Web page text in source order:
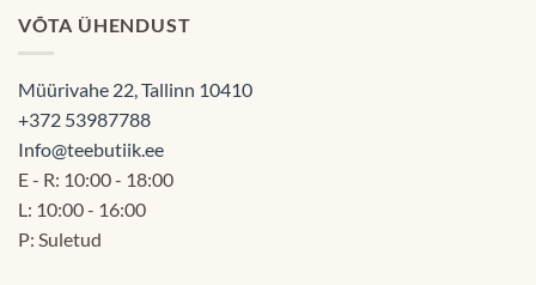
VÕTA ÜHENDUST
Müürivahe 22, Tallinn 10410
+372 53987788
Info@teebutiik.ee
E - R: 10:00 - 18:00
L: 10:00 - 16:00
P: Suletud